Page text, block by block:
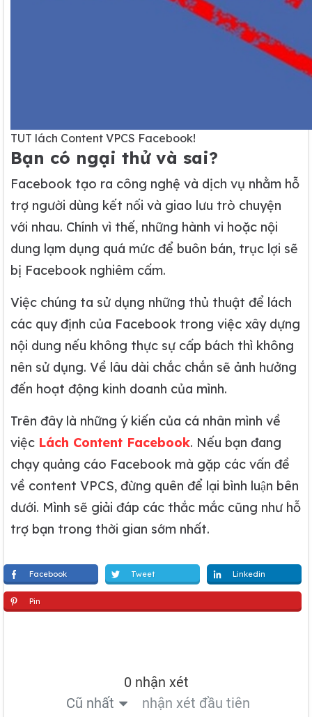
TUT lách Content VPCS Facebook!
Bạn có ngại thử và sai?
Facebook tạo ra công nghệ và dịch vụ nhằm hỗ
trợ người dùng kết nối và giao lưu trò chuyện
với nhau. Chính vì thế, những hành vi hoặc nội
dung lạm dụng quá mức để buôn bán, trục lợi sẽ
bị Facebook nghiêm cấm.
Việc chúng ta sử dụng những thủ thuật để lách
các quy định của Facebook trong việc xây dựng
nội dung nếu không thực sự cấp bách thì không
nên sử dụng. Về lâu dài chắc chắn sẽ ảnh hưởng
đến hoạt động kinh doanh của mình.
Trên đây là những ý kiến của cá nhân mình về
việc Lách Content Facebook. Nếu bạn đang
chạy quảng cáo Facebook mà gặp các vấn đề
về content VPCS, đừng quên để lại bình luận bên
dưới. Mình sẽ giải đáp các thắc mắc cũng như hỗ
trợ bạn trong thời gian sớm nhất.
Facebook Tweet Linkedin
Pin
0 nhận xét
Cũ nhất
nhận xét đầu tiên